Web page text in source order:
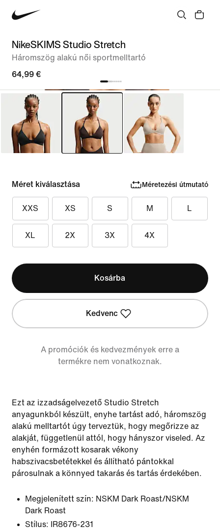
NikeSKIMS Studio Stretch
Háromszög alakú női sportmelltartó
64,99 €
Méret kiválasztása Méretezési útmutató
XXS XS S M L
XL 2X 3X 4X
Kosárba
Kedvenc
A promóciók és kedvezmények erre a
termékre nem vonatkoznak.
Ezt az izzadságelvezető Studio Stretch
anyagunkból készült, enyhe tartást adó, háromszög
alakú melltartót úgy terveztük, hogy megőrizze az
alakját, függetlenül attól, hogy hányszor viseled. Az
enyhén formázott kosarak vékony
habszivacsbetétekkel és állítható pántokkal
párosulnak a könnyed takarás és tartás érdekében.
Megjelenített szín: NSKM Dark Roast/NSKM
Dark Roast
Stílus:
IR8676-231